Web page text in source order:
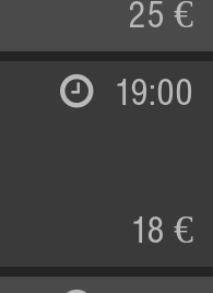
25 €
19:00
18 €